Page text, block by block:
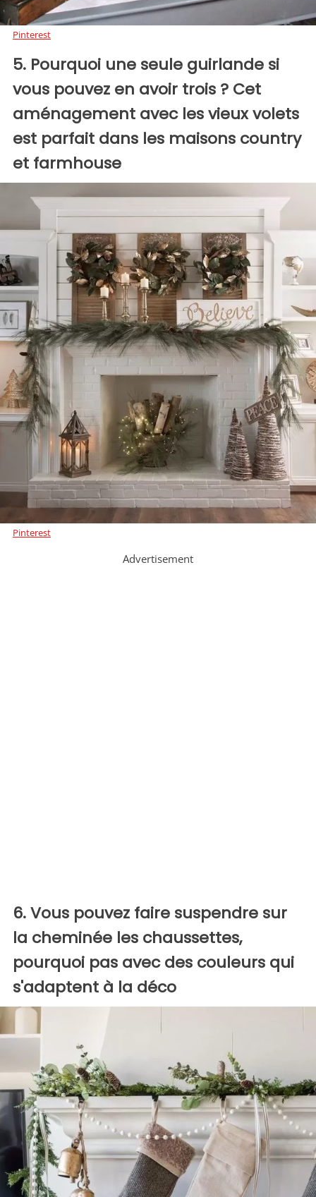
Pinterest
5. Pourquoi une seule guirlande si
vous pouvez en avoir trois ? Cet
aménagement avec les vieux volets
est parfait dans les maisons country
et farmhouse
Pinterest
Advertisement
6. Vous pouvez faire suspendre sur
la cheminée les chaussettes,
pourquoi pas avec des couleurs qui
s'adaptent à la déco